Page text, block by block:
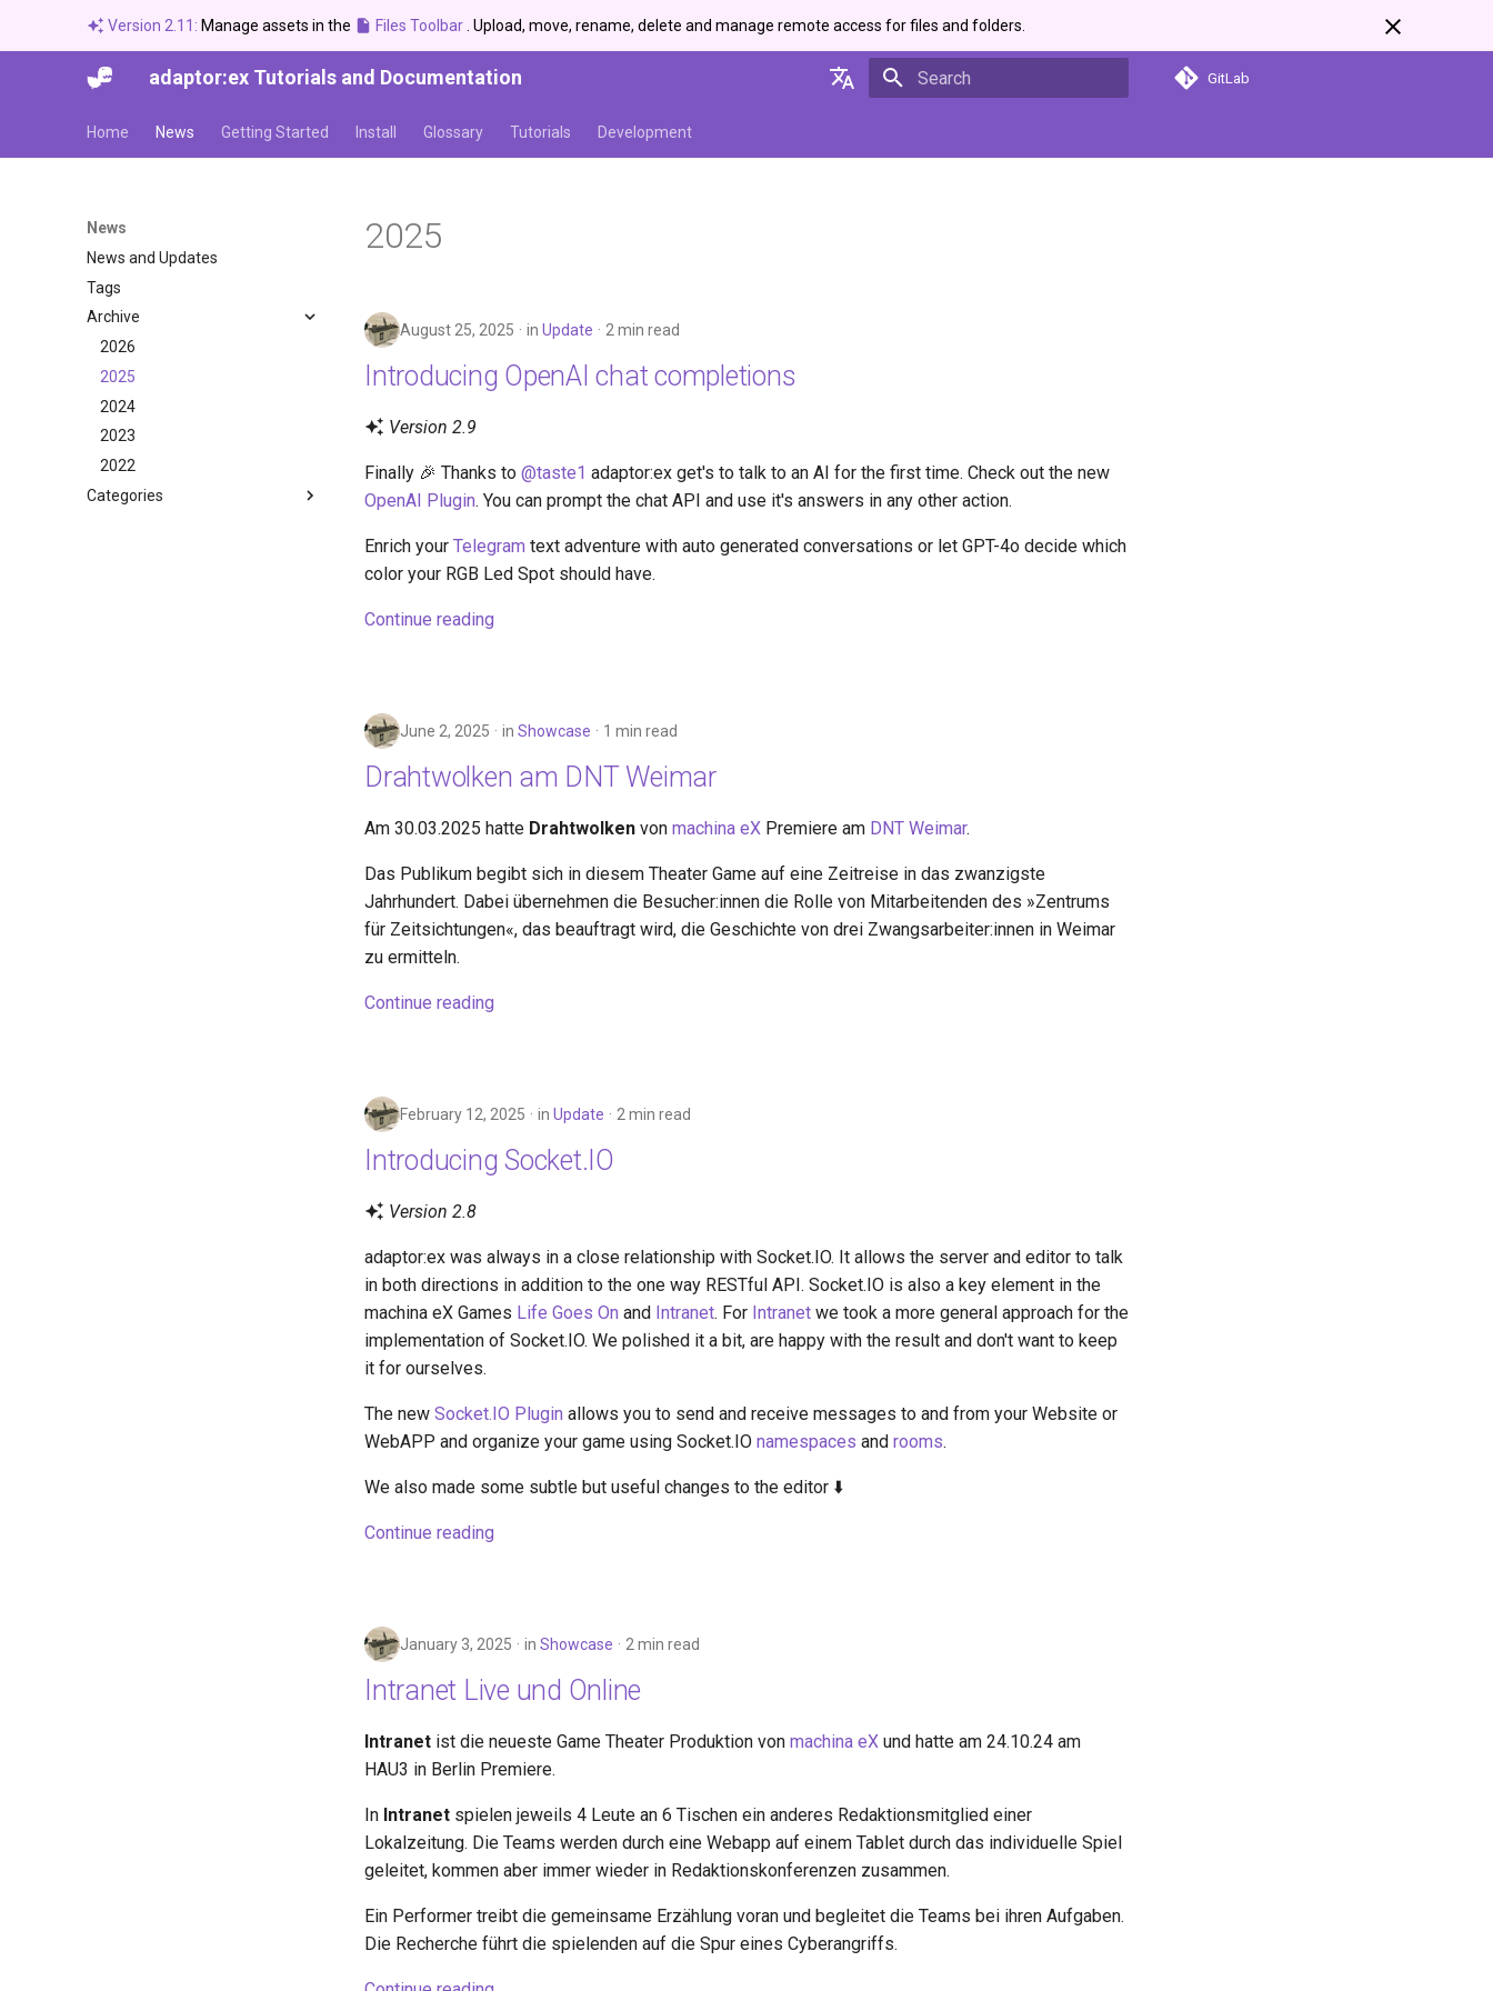
Version 2.11: Manage assets in the Files Toolbar . Upload, move, rename, delete and manage remote access for files and folders.
adaptor:ex Tutorials and Documentation GitLab
Home News Getting Started Install Glossary Tutorials Development
News
News and Updates
Tags
Archive
2026
2025
2024
2023
2022
Categories
2025
August 25, 2025 in Update 2 min read
Introducing OpenAI chat completions
Version 2.9
Finally 🎉 Thanks to @taste1 adaptor:ex get's to talk to an AI for the first time. Check out the new
OpenAI Plugin. You can prompt the chat API and use it's answers in any other action.
Enrich your Telegram text adventure with auto generated conversations or let GPT-4o decide which
color your RGB Led Spot should have.
Continue reading
June 2, 2025 in Showcase 1 min read
Drahtwolken am DNT Weimar
Am 30.03.2025 hatte Drahtwolken von machina eX Premiere am DNT Weimar.
Das Publikum begibt sich in diesem Theater Game auf eine Zeitreise in das zwanzigste
Jahrhundert. Dabei übernehmen die Besucher:innen die Rolle von Mitarbeitenden des »Zentrums
für Zeitsichtungen«, das beauftragt wird, die Geschichte von drei Zwangsarbeiter:innen in Weimar
zu ermitteln.
Continue reading
February 12, 2025 in Update 2 min read
Introducing Socket.IO
Version 2.8
adaptor:ex was always in a close relationship with Socket.IO. It allows the server and editor to talk
in both directions in addition to the one way RESTful API. Socket.IO is also a key element in the
machina eX Games Life Goes On and Intranet. For Intranet we took a more general approach for the
implementation of Socket.IO. We polished it a bit, are happy with the result and don't want to keep
it for ourselves.
The new Socket.IO Plugin allows you to send and receive messages to and from your Website or
WebAPP and organize your game using Socket.IO namespaces and rooms.
We also made some subtle but useful changes to the editor ⬇️
Continue reading
January 3, 2025 in Showcase 2 min read
Intranet Live und Online
Intranet ist die neueste Game Theater Produktion von machina eX und hatte am 24.10.24 am
HAU3 in Berlin Premiere.
In Intranet spielen jeweils 4 Leute an 6 Tischen ein anderes Redaktionsmitglied einer
Lokalzeitung. Die Teams werden durch eine Webapp auf einem Tablet durch das individuelle Spiel
geleitet, kommen aber immer wieder in Redaktionskonferenzen zusammen.
Ein Performer treibt die gemeinsame Erzählung voran und begleitet die Teams bei ihren Aufgaben.
Die Recherche führt die spielenden auf die Spur eines Cyberangriffs.